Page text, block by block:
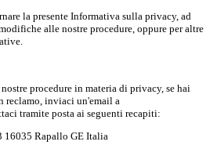
la presente Informativa sulla privacy, ad
alle nostre procedure, oppure per altre
procedure in materia di privacy, se hai
reclamo, inviaci un'email a
tramite posta ai seguenti recapiti:
16035 Rapallo GE Italia